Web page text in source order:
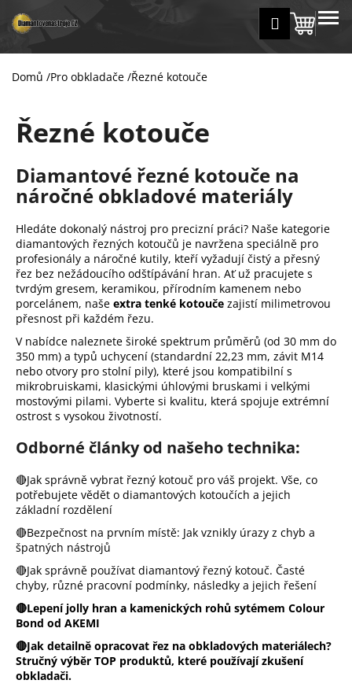
na
obsah
Přihlášení
košík
MENU
Domů /Pro obkladače /Řezné kotouče
Řezné kotouče
Diamantové řezné kotouče na
náročné obkladové materiály
Hledáte dokonalý nástroj pro precizní práci? Naše kategorie
diamantových řezných kotoučů je navržena speciálně pro
profesionály a náročné kutily, kteří vyžadují čistý a přesný
řez bez nežádoucího odštípávání hran. Ať už pracujete s
tvrdým gresem, keramikou, přírodním kamenem nebo
porcelánem, naše extra tenké kotouče zajistí milimetrovou
přesnost při každém řezu.
V nabídce naleznete široké spektrum průměrů (od 30 mm do
350 mm) a typů uchycení (standardní 22,23 mm, závit M14
nebo otvory pro stolní pily), které jsou kompatibilní s
mikrobruiskami, klasickými úhlovými bruskami i velkými
mostovými pilami. Vyberte si kvalitu, která spojuje extrémní
ostrost s vysokou životností.
Odborné články od našeho technika:
🔴Jak správně vybrat řezný kotouč pro váš projekt. Vše, co
potřebujete vědět o diamantových kotoučích a jejich
základní rozdělení
🔴Bezpečnost na prvním místě: Jak vznikly úrazy z chyb a
špatných nástrojů
🔴Jak správně používat diamantový řezný kotouč. Časté
chyby, různé pracovní podmínky, následky a jejich řešení
🔴Lepení jolly hran a kamenických rohů sytémem Colour
Bond od AKEMI
🔴Jak detailně opracovat řez na obkladových materiálech?
Stručný výběr TOP produktů, které používají zkušení
obkladači.
š
Zpět
Zpět
C
p
o
t
ř
e
b
u
j
e
t
e
n
a
j
í
?
D
o
p
o
r
u
č